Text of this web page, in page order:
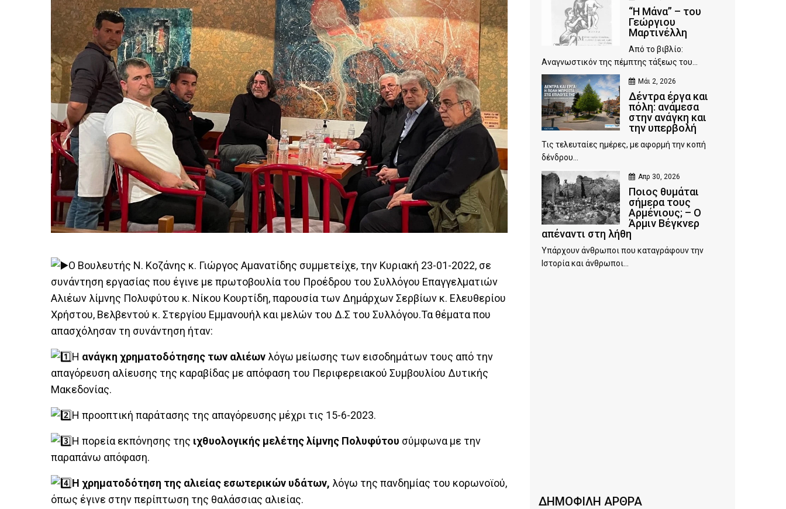
Ο Βουλευτής Ν. Κοζάνης κ. Γιώργος Αμανατίδης συμμετείχε, την Κυριακή 23-01-2022, σε
συνάντηση εργασίας που έγινε με πρωτοβουλία του Προέδρου του Συλλόγου Επαγγελματιών
Αλιέων λίμνης Πολυφύτου κ. Νίκου Κουρτίδη, παρουσία των Δημάρχων Σερβίων κ. Ελευθερίου
Χρήστου, Βελβεντού κ. Στεργίου Εμμανουήλ και μελών του Δ.Σ του Συλλόγου.Τα θέματα που
απασχόλησαν τη συνάντηση ήταν:
Η ανάγκη χρηματοδότησης των αλιέων λόγω μείωσης των εισοδημάτων τους από την
απαγόρευση αλίευσης της καραβίδας με απόφαση του Περιφερειακού Συμβουλίου Δυτικής
Μακεδονίας.
Η προοπτική παράτασης της απαγόρευσης μέχρι τις 15-6-2023.
Η πορεία εκπόνησης της ιχθυολογικής μελέτης λίμνης Πολυφύτου σύμφωνα με την
παραπάνω απόφαση.
Η χρηματοδότηση της αλιείας εσωτερικών υδάτων, λόγω της πανδημίας του κορωνοϊού,
όπως έγινε στην περίπτωση της θαλάσσιας αλιείας.
“Η Μάνα” – του
Γεώργιου
Μαρτινέλλη
Από το βιβλίο:
Αναγνωστικόν της πέμπτης τάξεως του...
Μάι 2, 2026
Δέντρα έργα και
πόλη: ανάμεσα
στην ανάγκη και
την υπερβολή
Τις τελευταίες ημέρες, με αφορμή την κοπή
δένδρου...
Απρ 30, 2026
Ποιος θυμάται
σήμερα τους
Αρμένιους; – Ο
Άρμιν Βέγκνερ
απέναντι στη λήθη
Υπάρχουν άνθρωποι που καταγράφουν την
Ιστορία και άνθρωποι...
ΔΗΜΟΦΙΛΗ ΑΡΘΡΑ